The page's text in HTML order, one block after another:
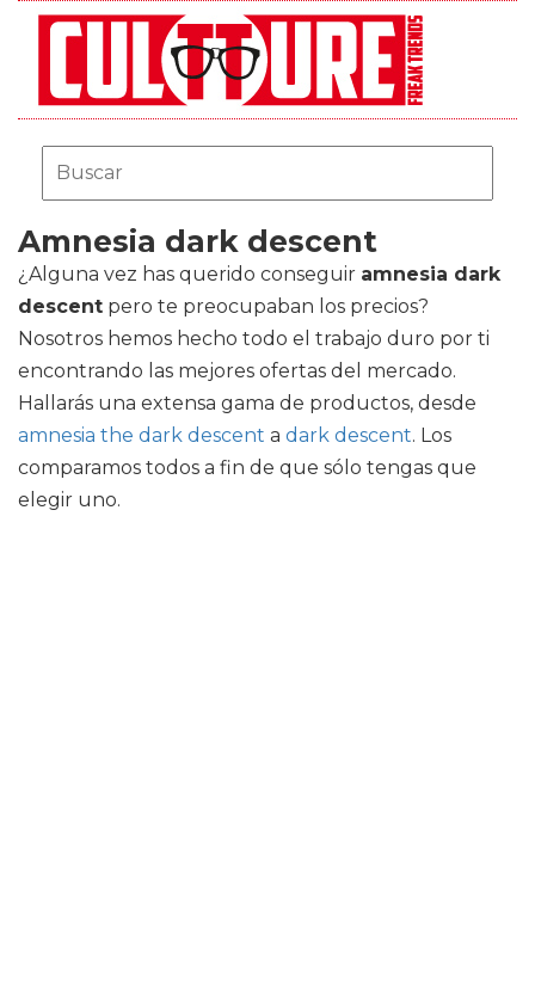
Amnesia dark descent
¿Alguna vez has querido conseguir amnesia dark
descent pero te preocupaban los precios?
Nosotros hemos hecho todo el trabajo duro por ti
encontrando las mejores ofertas del mercado.
Hallarás una extensa gama de productos, desde
amnesia the dark descent a dark descent. Los
comparamos todos a fin de que sólo tengas que
elegir uno.